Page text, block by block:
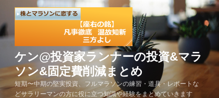
テ
ン
ス
キ
ケン@投資家ランナーの投資&マラ
ソン&固定費削減まとめ
短期〜中期の堅実投資、フルマラソンの練習・道具・レポートな
どサラリーマンの方に役に立つ知識や経験をまとめていきます